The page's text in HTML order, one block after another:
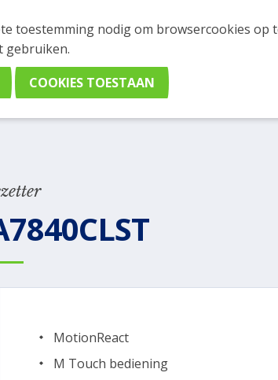
eenvoudig apparaten en merken met
MotionReact
M Touch bediening
toestemming nodig om browsercookies op
gebruiken.